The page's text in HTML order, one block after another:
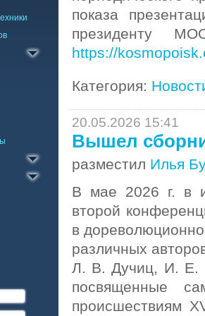
показа
президенту
https://
Категория:
20.05.2026 15:41
Вышел
разместил Илья
В мае 2026 г. в
второй
в
различных
Л. В. Дучиц, И. Е.
посвященные
происшествиям